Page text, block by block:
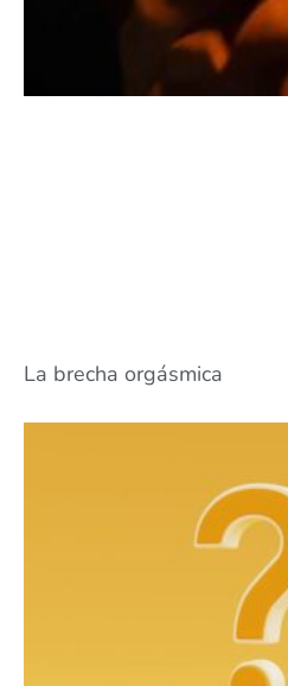
La brecha orgásmica